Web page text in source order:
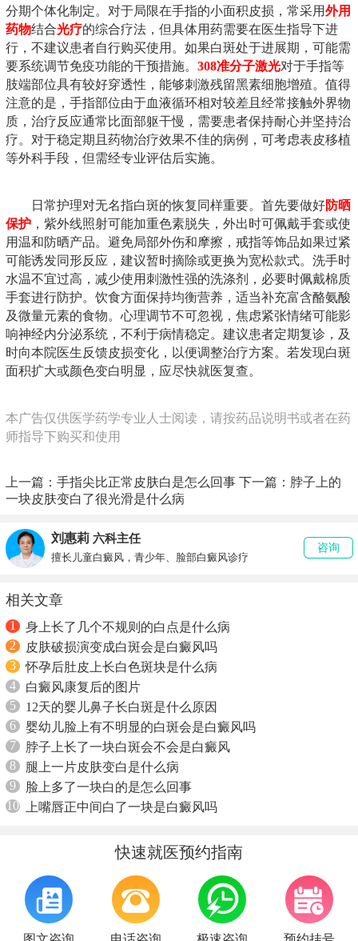
分期个体化制定。对于局限在手指的小面积皮损，常采用外用
药物结合光疗的综合疗法，但具体用药需要在医生指导下进
行，不建议患者自行购买使用。如果白斑处于进展期，可能需
要系统调节免疫功能的干预措施。 308准分子激光对于手指等
肢端部位具有较好穿透性，能够刺激残留黑素细胞增殖。值得
注意的是，手指部位由于血液循环相对较差且经常接触外界物
质，治疗反应通常比面部躯干慢，需要患者保持耐心并坚持治
疗。对于稳定期且药物治疗效果不佳的病例，可考虑表皮移植
等外科手段，但需经专业评估后实施。
日常护理对无名指白斑的恢复同样重要。首先要做好防晒
保护 ，紫外线照射可能加重色素脱失，外出时可佩戴手套或使
用温和防晒产品。避免局部外伤和摩擦，戒指等饰品如果过紧
可能诱发同形反应，建议暂时摘除或更换为宽松款式。洗手时
水温不宜过高，减少使用刺激性强的洗涤剂，必要时佩戴棉质
手套进行防护。饮食方面保持均衡营养，适当补充富含酪氨酸
及微量元素的食物。心理调节不可忽视，焦虑紧张情绪可能影
响神经内分泌系统，不利于病情稳定。建议患者定期复诊，及
时向本院医生反馈皮损变化，以便调整治疗方案。若发现白斑
面积扩大或颜色变白明显，应尽快就医复查。
本广告仅供医学药学专业人士阅读，请按药品说明书或者在药
师指导下购买和使用
上一篇： 手指尖比正常皮肤白是怎么回事 下一篇： 脖子上的
一块皮肤变白了很光滑是什么病
刘惠莉 六科主任
擅长儿童白癜风，青少年、脸部白癜风诊疗
咨询
相关文章
1
身上长了几个不规则的白点是什么病
2
皮肤破损演变成白斑会是白癜风吗
3
怀孕后肚皮上长白色斑块是什么病
4
白癜风康复后的图片
5
12天的婴儿鼻子长白斑是什么原因
6
婴幼儿脸上有不明显的白斑会是白癜风吗
7
脖子上长了一块白斑会不会是白癜风
8
腿上一片皮肤变白是什么病
9
脸上多了一块白的是怎么回事
10
上嘴唇正中间白了一块是白癜风吗
快速就医预约指南